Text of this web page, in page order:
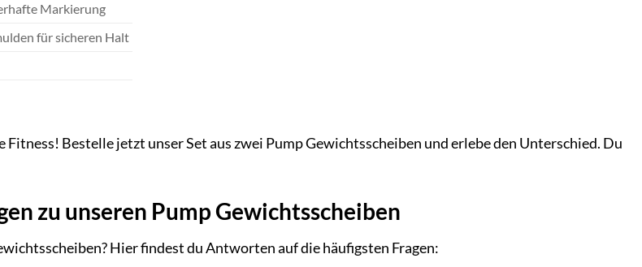
Markierung
für sicheren Halt
Bestelle jetzt unser Set aus zwei Pump Gewichtsscheiben und erlebe den Unterschied. Du
zu unseren Pump Gewichtsscheiben
Hier findest du Antworten auf die häufigsten Fragen: